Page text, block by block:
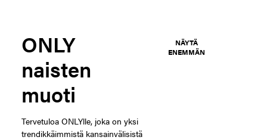
ONLY
naisten
muoti
Tervetuloa ONLYlle, joka on yksi
trendikkäimmistä kansainvälisistä
NÄYTÄ
ENEMMÄN